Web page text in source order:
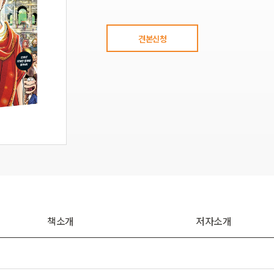
견본신청
책소개 저자소개